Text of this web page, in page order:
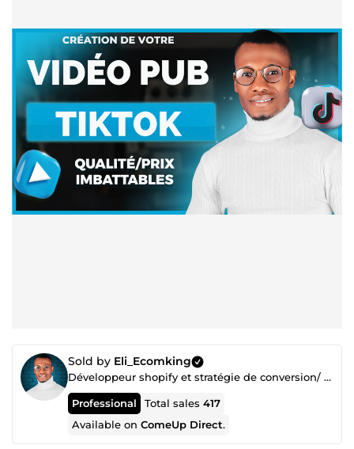
Sold by Eli_Ecomking
Développeur shopify et stratégie de conversion/ Expert des tunnels de vente SIO
Professional Total sales417
Available onComeUp Direct.